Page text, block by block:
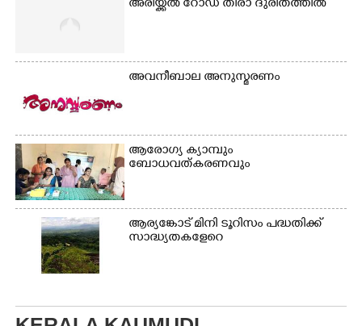
അരീയ്ക്കൽ റോഡ് തീരാ ദുരിതത്തിൽ
അവനീബാല അനുസ്മരണം
ആരോഗ്യ ക്യാമ്പും
ബോധവത്കരണവും
ആര്യങ്കോട് മിനി ടൂറിസം പദ്ധതിക്ക്
സാദ്ധ്യതകളേറെ